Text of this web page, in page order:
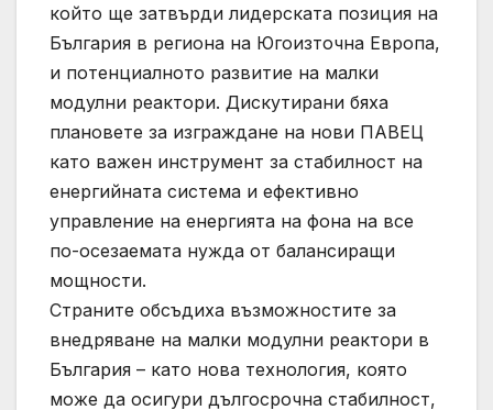
който ще затвърди лидерската позиция на
България в региона на Югоизточна Европа,
и потенциалното развитие на малки
модулни реактори. Дискутирани бяха
плановете за изграждане на нови ПАВЕЦ
като важен инструмент за стабилност на
енергийната система и ефективно
управление на енергията на фона на все
по-осезаемата нужда от балансиращи
мощности.
Страните обсъдиха възможностите за
внедряване на малки модулни реактори в
България – като нова технология, която
може да осигури дългосрочна стабилност,